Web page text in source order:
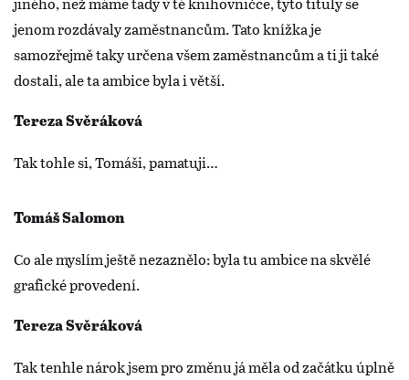
jenom rozdávaly zaměstnancům. Tato knížka je
samozřejmě taky určena všem zaměstnancům a ti ji také
dostali, ale ta ambice byla i větší.
Tereza Svěráková
Tak tohle si, Tomáši, pamatuji…
Tomáš Salomon
Co ale myslím ještě nezaznělo: byla tu ambice na skvělé
grafické provedení.
Tereza Svěráková
Tak tenhle nárok jsem pro změnu já měla od začátku úplně